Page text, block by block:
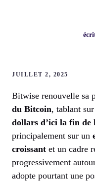
JUILLET 2, 2025
Bitwise renouvelle sa
du Bitcoin, tablant
dollars d’ici la fin de
principalement sur un
croissant et un cadre
progressivement
adopte pourtant une